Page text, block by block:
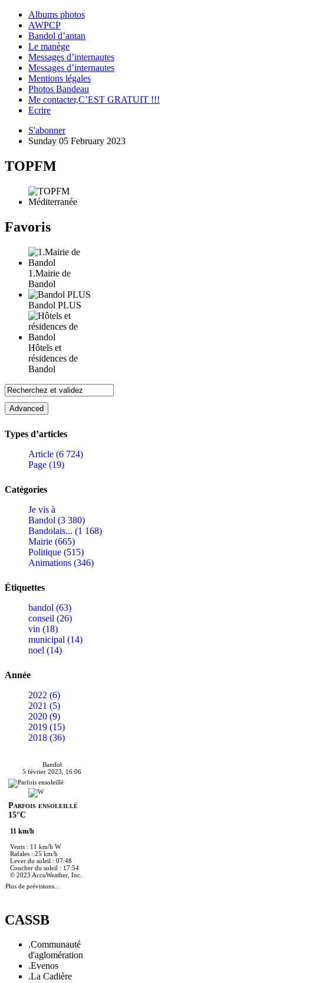
Albums photos
AWPCP
Bandol d’antan
Le manège
Messages d’internautes
Messages d’internautes
Mentions légales
Photos Bandeau
Me contacter,C’EST GRATUIT !!!
Ecrire
S'abonner
Sunday 05 February 2023
TOPFM
Favoris
1.Mairie de
Bandol
Bandol PLUS
Hôtels et
résidences de
Bandol
Types d’articles
Article (6 724)
Page (19)
Catégories
Je vis à
Bandol (3 380)
Bandolais... (1 168)
Mairie (665)
Politique (515)
Animations (346)
Étiquettes
bandol (63)
conseil (26)
vin (18)
municipal (14)
noel (14)
Année
2022 (6)
2021 (5)
2020 (9)
2019 (15)
2018 (36)
Bandol
5 février 2023, 16:06
Parfois ensoleillé
15°C
11 km/h
Vents : 11 km/h W
Rafales : 25 km/h
Lever du soleil : 07:48
Coucher du soleil : 17:54
© 2023 AccuWeather, Inc.
Plus de prévisions...
CASSB
.Communauté
d'aglomération
.Evenos
.La Cadière